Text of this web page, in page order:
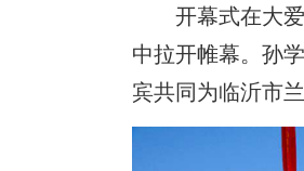
开幕式在大
中拉开帷幕。孙
宾共同为临沂市